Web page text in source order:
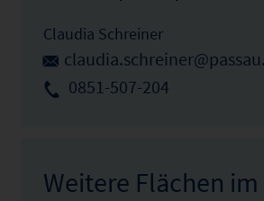
Claudia Schreiner
0851-507-204
Weitere Flächen im